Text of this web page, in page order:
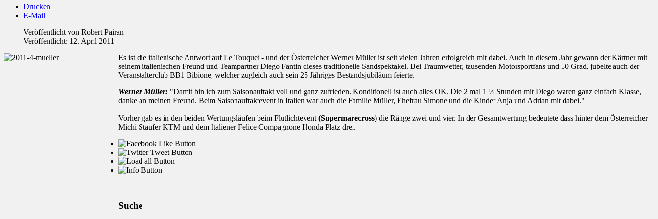
Drucken
E-Mail
Veröffentlicht von Robert Pairan
Veröffentlicht: 12. April 2011
Es ist die italienische Antwort auf Le Touquet - und der Österreicher Werner Müller ist seit vielen Jahren erfolgreich mit dabei. Auch in diesem Jahr gewann der Kärtner mit
seinem italienischen Freund und Teampartner Diego Fantin dieses traditionelle Sandspektakel. Bei Traumwetter, tausenden Motorsportfans und 30 Grad, jubelte auch der
Veranstalterclub BB1 Bibione, welcher zugleich auch sein 25 Jähriges Bestandsjubiläum feierte.
Werner Müller: "Damit bin ich zum Saisonauftakt voll und ganz zufrieden. Konditionell ist auch alles OK. Die 2 mal 1 ½ Stunden mit Diego waren ganz einfach Klasse,
danke an meinen Freund. Beim Saisonauftaktevent in Italien war auch die Familie Müller, Ehefrau Simone und die Kinder Anja und Adrian mit dabei."
Vorher gab es in den beiden Wertungsläufen beim Flutlichtevent (Supermarecross) die Ränge zwei und vier. In der Gesamtwertung bedeutete dass hinter dem Österreicher
Michi Staufer KTM und dem Italiener Felice Compagnone Honda Platz drei.
Suche